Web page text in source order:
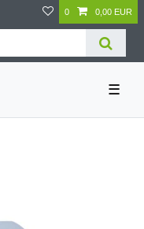
0 0,00 EUR
☰